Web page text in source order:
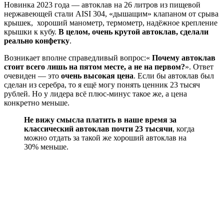
Новинка 2023 года — автоклав на 26 литров из пищевой
нержавеющей стали AISI 304, «дышащим» клапаном от срыва
крышек, хороший манометр, термометр, надёжное крепление
крышки к кубу. В целом, очень крутой автоклав, сделали
реально конфетку.
Возникает вполне справедливый вопрос:« Почему автоклав
стоит всего лишь на пятом месте, а не на первом?». Ответ
очевиден — это очень высокая цена. Если бы автоклав был
сделан из серебра, то я ещё могу понять ценник 23 тысяч
рублей. Но у лидера всё плюс-минус такое же, а цена
конкретно меньше.
Не вижу смысла платить в наше время за
классический автоклав почти 23 тысячи, когда
можно отдать за такой же хороший автоклав на
30% меньше.